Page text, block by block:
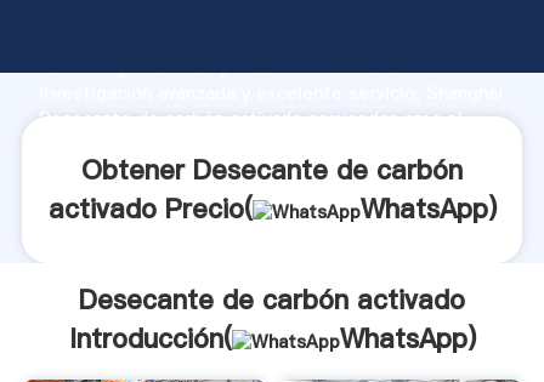
fuerte capacidad de producción, fuerza de
Desecante de carbón activado proveedor crea el
Obtener Desecante de carbón
activado Precio(
WhatsApp)
Desecante de carbón activado
Introducción(
WhatsApp)